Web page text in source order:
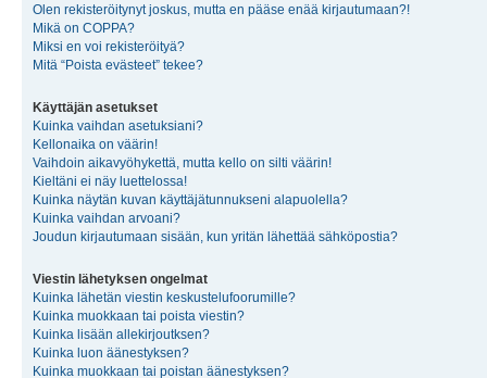
Olen rekisteröitynyt joskus, mutta en pääse enää kirjautumaan?!
Mikä on COPPA?
Miksi en voi rekisteröityä?
Mitä “Poista evästeet” tekee?
Käyttäjän asetukset
Kuinka vaihdan asetuksiani?
Kellonaika on väärin!
Vaihdoin aikavyöhykettä, mutta kello on silti väärin!
Kieltäni ei näy luettelossa!
Kuinka näytän kuvan käyttäjätunnukseni alapuolella?
Kuinka vaihdan arvoani?
Joudun kirjautumaan sisään, kun yritän lähettää sähköpostia?
Viestin lähetyksen ongelmat
Kuinka lähetän viestin keskustelufoorumille?
Kuinka muokkaan tai poista viestin?
Kuinka lisään allekirjoutksen?
Kuinka luon äänestyksen?
Kuinka muokkaan tai poistan äänestyksen?